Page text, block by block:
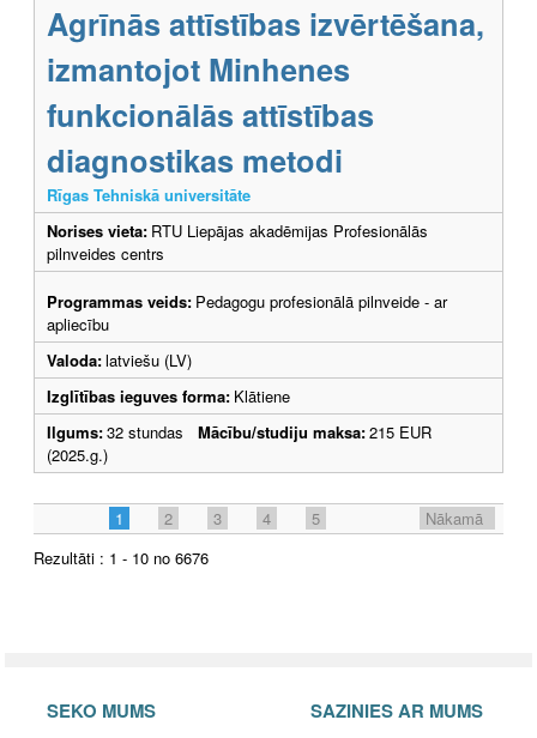
Agrīnās attīstības izvērtēšana,
izmantojot Minhenes
funkcionālās attīstības
diagnostikas metodi
Rīgas Tehniskā universitāte
Norises vieta: RTU Liepājas akadēmijas Profesionālās
pilnveides centrs
Programmas veids: Pedagogu profesionālā pilnveide - ar
apliecību
Valoda:latviešu (LV)
Izglītības ieguves forma: Klātiene
Ilgums:32 stundas Mācību/studiju maksa:215 EUR
(2025.g.)
1 2 3 4 5
Nākamā
Rezultāti : 1 - 10 no 6676
SEKO MUMS SAZINIES AR MUMS